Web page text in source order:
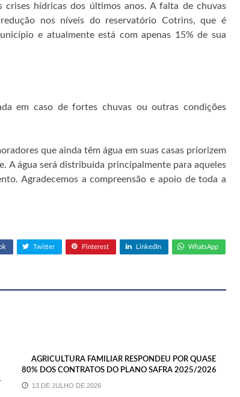
hídricas dos últimos anos. A falta de chuvas
nos níveis do reservatório Cotrins, que é
e atualmente está com apenas 15% de sua
em caso de fortes chuvas ou outras condições
que ainda têm água em suas casas priorizem
A água será distribuída principalmente para aqueles
Agradecemos a compreensão e apoio de toda a
Twitter Pinterest LinkedIn WhatsApp
AGRICULTURA FAMILIAR RESPONDEU POR QUASE
80% DOS CONTRATOS DO PLANO SAFRA 2025/2026
13 DE JULHO DE 2026